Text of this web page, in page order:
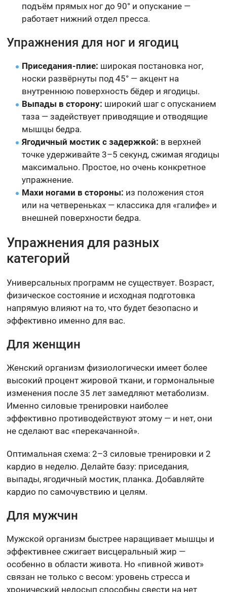
подъём прямых ног до 90° и опускание —
работает нижний отдел пресса.
Упражнения для ног и ягодиц
Приседания-плие: широкая постановка ног,
носки развёрнуты под 45° — акцент на
внутреннюю поверхность бёдер и ягодицы.
Выпады в сторону: широкий шаг с опусканием
таза — задействует приводящие и отводящие
мышцы бедра.
Ягодичный мостик с задержкой: в верхней
точке удерживайте 3–5 секунд, сжимая ягодицы
максимально. Простое, но очень конкретное
упражнение.
Махи ногами в стороны: из положения стоя
или на четвереньках — классика для «галифе» и
внешней поверхности бедра.
Упражнения для разных
категорий
Универсальных программ не существует. Возраст,
физическое состояние и исходная подготовка
напрямую влияют на то, что будет безопасно и
эффективно именно для вас.
Для женщин
Женский организм физиологически имеет более
высокий процент жировой ткани, и гормональные
изменения после 35 лет замедляют метаболизм.
Именно силовые тренировки наиболее
эффективно противодействуют этому — и нет, они
не сделают вас «перекачанной».
Оптимальная схема: 2–3 силовые тренировки и 2
кардио в неделю. Делайте базу: приседания,
выпады, ягодичный мостик, планка. Добавляйте
кардио по самочувствию и целям.
Для мужчин
Мужской организм быстрее наращивает мышцы и
эффективнее сжигает висцеральный жир —
особенно в области живота. Но «пивной живот»
связан не только с весом: уровень стресса и
хронический недосып способны свести на нет